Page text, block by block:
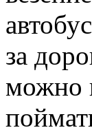
за
можно